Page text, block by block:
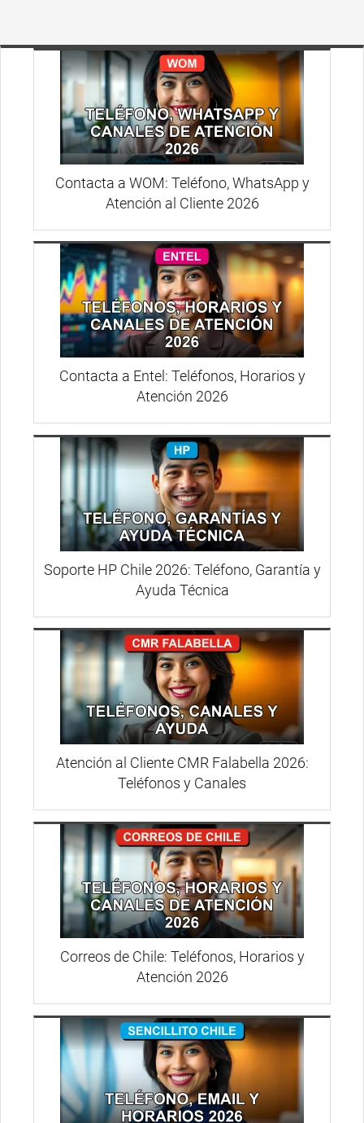
Contacta a WOM: Teléfono, WhatsApp y
Atención al Cliente 2026
Contacta a Entel: Teléfonos, Horarios y
Atención 2026
Soporte HP Chile 2026: Teléfono, Garantía y
Ayuda Técnica
Atención al Cliente CMR Falabella 2026:
Teléfonos y Canales
Correos de Chile: Teléfonos, Horarios y
Atención 2026